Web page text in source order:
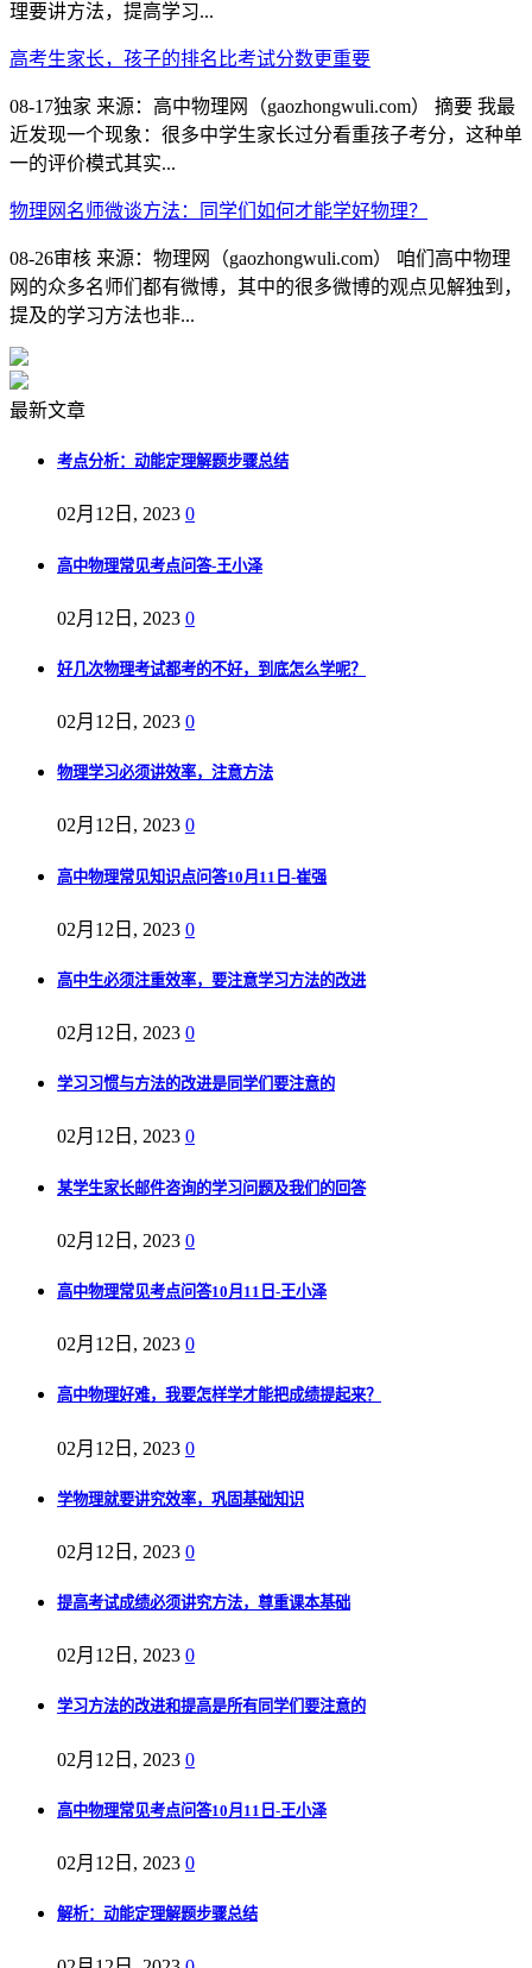
理要讲方法，提高学习...
高考生家长，孩子的排名比考试分数更重要
08-17独家 来源：高中物理网（gaozhongwuli.com） 摘要 我最
近发现一个现象：很多中学生家长过分看重孩子考分，这种单
一的评价模式其实...
物理网名师微谈方法：同学们如何才能学好物理？
08-26审核 来源：物理网（gaozhongwuli.com） 咱们高中物理
网的众多名师们都有微博，其中的很多微博的观点见解独到，
提及的学习方法也非...
最新文章
考点分析：动能定理解题步骤总结
02月12日, 2023 0
高中物理常见考点问答-王小泽
02月12日, 2023 0
好几次物理考试都考的不好，到底怎么学呢？
02月12日, 2023 0
物理学习必须讲效率，注意方法
02月12日, 2023 0
高中物理常见知识点问答10月11日-崔强
02月12日, 2023 0
高中生必须注重效率，要注意学习方法的改进
02月12日, 2023 0
学习习惯与方法的改进是同学们要注意的
02月12日, 2023 0
某学生家长邮件咨询的学习问题及我们的回答
02月12日, 2023 0
高中物理常见考点问答10月11日-王小泽
02月12日, 2023 0
高中物理好难，我要怎样学才能把成绩提起来？
02月12日, 2023 0
学物理就要讲究效率，巩固基础知识
02月12日, 2023 0
提高考试成绩必须讲究方法，尊重课本基础
02月12日, 2023 0
学习方法的改进和提高是所有同学们要注意的
02月12日, 2023 0
高中物理常见考点问答10月11日-王小泽
02月12日, 2023 0
解析：动能定理解题步骤总结